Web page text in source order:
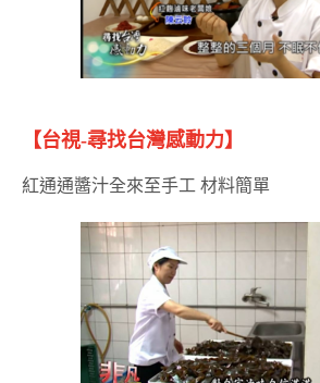
【台視-尋找台灣感動力】
紅通通醬汁全來至手工 材料簡單